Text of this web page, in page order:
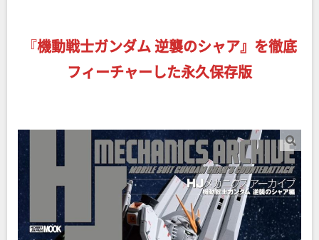
『機動戦士ガンダム 逆襲のシャア』を徹底
フィーチャーした永久保存版